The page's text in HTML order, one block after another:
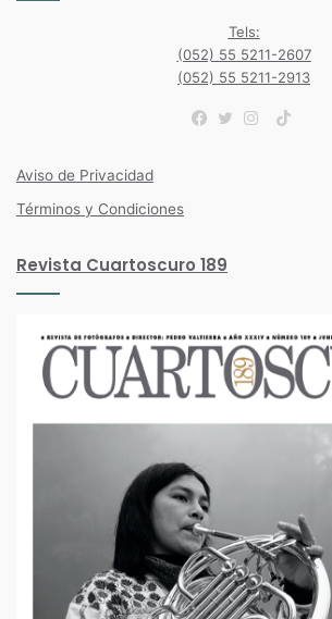
Tels:
(052) 55 5211-2607
(052) 55 5211-2913
TikTok
Aviso de Privacidad
Términos y Condiciones
Revista Cuartoscuro 189